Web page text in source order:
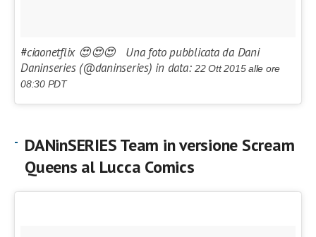
#ciaonetflix 😍😍😍 Una foto pubblicata da Dani
Daninseries (@daninseries) in data:22 Ott 2015 alle ore
08:30 PDT
DANinSERIES Team in versione Scream
Queens al Lucca Comics